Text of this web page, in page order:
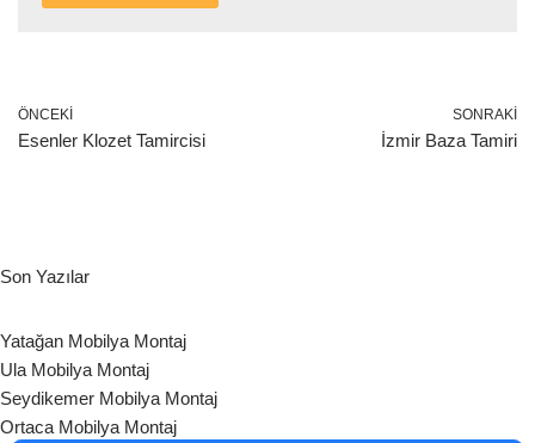
ÖNCEKI
Esenler Klozet Tamircisi
SONRAKI
İzmir Baza Tamiri
Son Yazılar
Yatağan Mobilya Montaj
Ula Mobilya Montaj
Seydikemer Mobilya Montaj
Ortaca Mobilya Montaj